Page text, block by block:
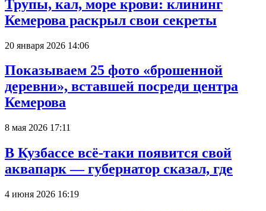
Трупы, кал, море крови: клининг
Кемерова раскрыл свои секреты
20 января 2026 14:06
Показываем 25 фото «брошенной
деревни», вставшей посреди центра
Кемерова
8 мая 2026 17:11
В Кузбассе всё-таки появится свой
аквапарк — губернатор сказал, где
4 июня 2026 16:19